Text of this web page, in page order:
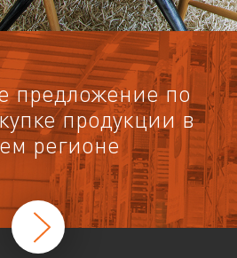
предложение по
продукции в
регионе